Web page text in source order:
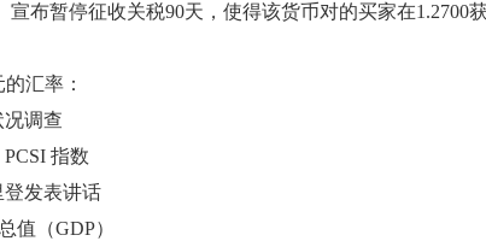
宣布暂停征收关税90天，使得该货币对的买家在
汇率：
况调查
指数
登发表讲话
值（GDP）